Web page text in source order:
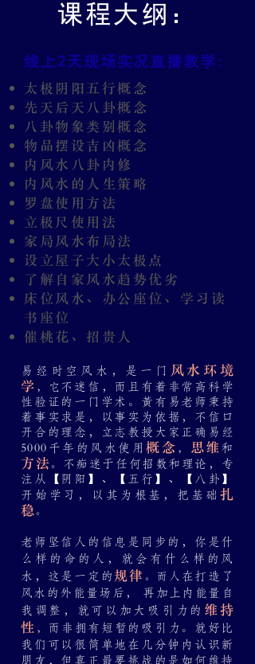
课程大纲：
线上2 天现场实况直播教学:
太极阴阳五行概念
先天后天八卦概念
八卦物象类别概念
物品摆设吉凶概念
内风水八卦内修
​内风水的人生策略
罗盘使用方法
立极尺使用法
家局风水布局法
设立屋子大小太极点
了解自家风水趋势优劣
床位风水、办公座位、学习读
书座位
催桃花、招贵人
易经时空风水，是一门 风水环境
学 ，它 不迷信，而且有着非常高科学
性验证的一门学术。黃有易老师秉持
着事实求是，以事实为依据，不信口
开合的理念，立志教授大家正确易经
5000千年的风水使用概念 ， 思维 和
方法。 不痴迷于任何招数和理论，专
注从【阴阳】、【五行】、【八卦】
开始学习，以其为根基，把基础 扎
稳。
老师坚信人的信息是同步的，你是什
么样的命的人，就会有什么样的风
水，这是一定的规律 。而人 在打造了
风水的外能量场后， 再加上内能量自
我调整，就可以加大吸引力的 维持
性 ， 而非拥有短暂的吸引力。就好比
我们可以很简单地在几分钟内认识新
朋友，但真正最要挑战的是如何维持